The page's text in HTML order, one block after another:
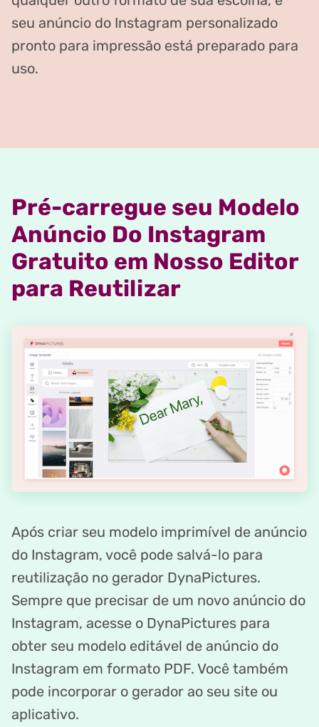
seu anúncio do Instagram personalizado
pronto para impressão está preparado para
uso.
Pré-carregue seu Modelo
Anúncio Do Instagram
Gratuito em Nosso Editor
para Reutilizar
Após criar seu modelo imprimível de anúncio
do Instagram, você pode salvá-lo para
reutilização no gerador DynaPictures.
Sempre que precisar de um novo anúncio do
Instagram, acesse o DynaPictures para
obter seu modelo editável de anúncio do
Instagram em formato PDF. Você também
pode incorporar o gerador ao seu site ou
aplicativo.